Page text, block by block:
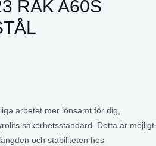
RAK A60S
arbetet mer lönsamt för dig,
säkerhetsstandard. Detta är möjligt
och stabiliteten hos